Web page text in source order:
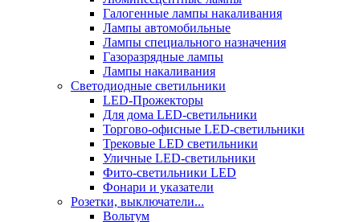
Галогенные лампы накаливания
Лампы автомобильные
Лампы специального назначения
Газоразрядные лампы
Лампы накаливания
Светодиодные светильники
LED-Прожекторы
Для дома LED-светильники
Торгово-офисные LED-светильники
Трековые LED светильники
Уличные LED-светильники
Фито-светильники LED
Фонари и указатели
Розетки, выключатели...
Вольтум